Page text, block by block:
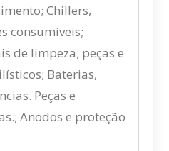
Chillers,
consumíveis;
de limpeza; peças e
Baterias,
Peças e
Anodos e proteção